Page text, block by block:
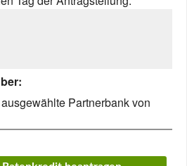
Partnerbank von